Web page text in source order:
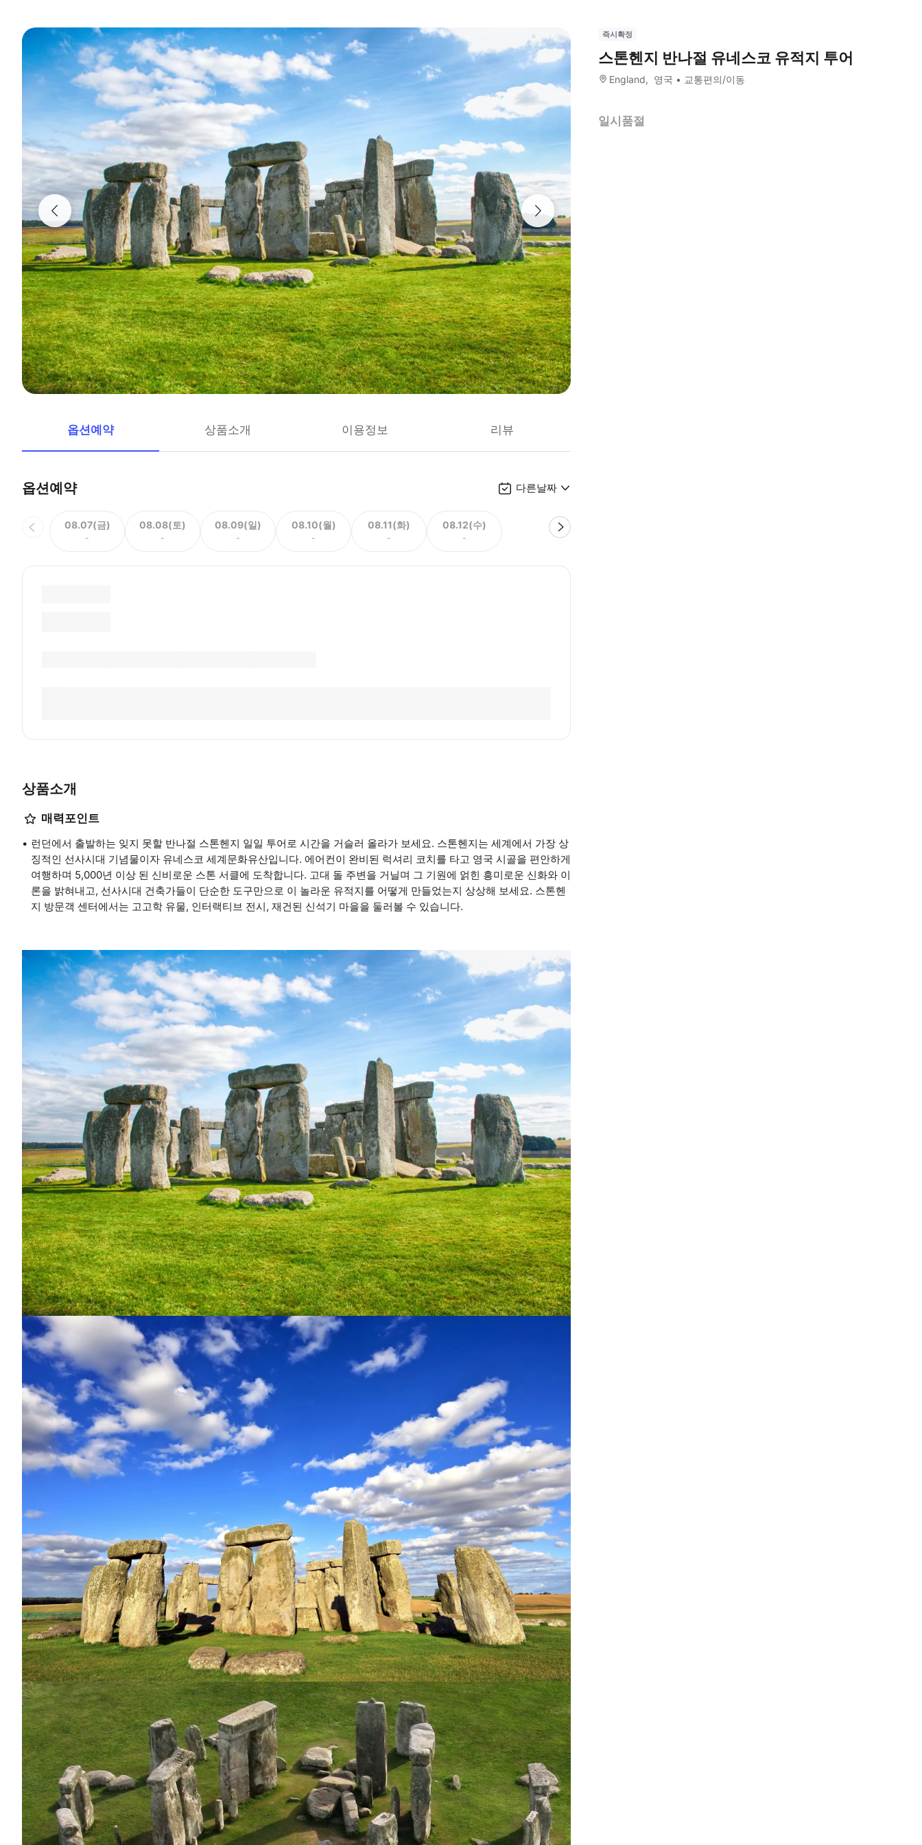
옵션예약 상품소개 이용정보 리뷰
옵션예약 다른날짜
08.07(금)
-
08.08(토)
-
08.09(일)
-
08.10(월)
-
08.11(화)
-
08.12(수)
-
상품소개
매력포인트
런던에서 출발하는 잊지 못할 반나절 스톤헨지 일일 투어로 시간을 거슬러 올라가 보세요. 스톤헨지는 세계에서 가장 상
징적인 선사시대 기념물이자 유네스코 세계문화유산입니다. 에어컨이 완비된 럭셔리 코치를 타고 영국 시골을 편안하게
여행하며 5,000년 이상 된 신비로운 스톤 서클에 도착합니다. 고대 돌 주변을 거닐며 그 기원에 얽힌 흥미로운 신화와 이
론을 밝혀내고, 선사시대 건축가들이 단순한 도구만으로 이 놀라운 유적지를 어떻게 만들었는지 상상해 보세요. 스톤헨
지 방문객 센터에서는 고고학 유물, 인터랙티브 전시, 재건된 신석기 마을을 둘러볼 수 있습니다.
즉시확정
스톤헨지 반나절 유네스코 유적지 투어
England 영국 교통편의/이동
일시품절